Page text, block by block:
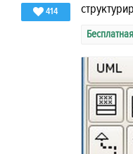
414
Бесплатная